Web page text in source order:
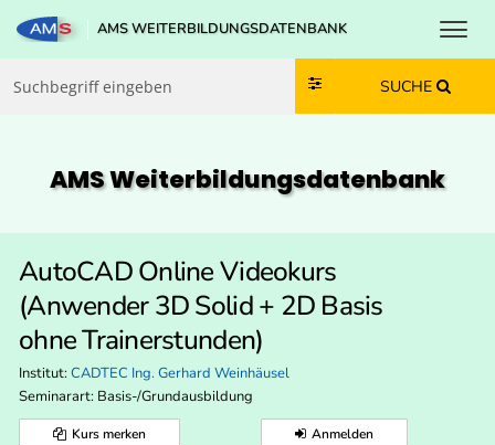
Zum Inhalt springen
Zum Navmenü springen
Zur Suche springen
Zur Footer springen
AMS WEITERBILDUNGSDATENBANK
SUCHE
AMS Weiterbildungs­datenbank
AutoCAD Online Videokurs
(Anwender 3D Solid + 2D Basis
ohne Trainerstunden)
Institut: CADTEC Ing. Gerhard Weinhäusel
Seminarart: Basis-/Grundausbildung
Kurs merken Anmelden